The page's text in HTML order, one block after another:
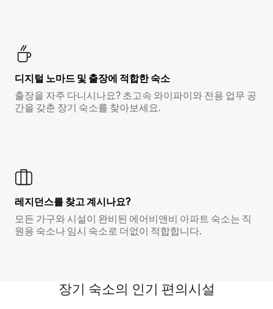
디지털 노마드 및 출장에 적합한 숙소
출장을 자주 다니시나요? 초고속 와이파이와 전용 업무 공
간을 갖춘 장기 숙소를 찾아보세요.
레지던스를 찾고 계시나요?
모든 가구와 시설이 완비된 에어비앤비 아파트 숙소는 직
원용 숙소나 임시 숙소로 더없이 적합합니다.
장기 숙소의 인기 편의시설